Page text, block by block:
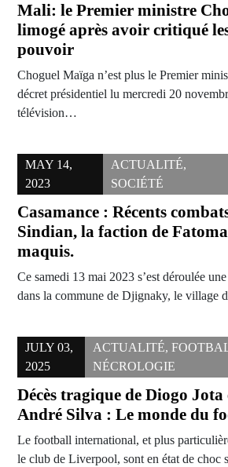
Mali: le Premier ministre
limogé après avoir critiqué
pouvoir
Choguel Maïga n’est plus le Premier
décret présidentiel lu mercredi 20
télévision…
MAY 14,
2023
ACTUALITÉ,
SOCIÉTÉ
Casamance : Récents
Sindian, la faction de
maquis.
Ce samedi 13 mai 2023 s’est déroulée
dans la commune de Djignaky, le village
JULY 03,
2025
ACTUALITÉ,
NÉCROLOGIE
Décès tragique de Diogo Jota
André Silva : Le monde du
Le football international, et plus
le club de Liverpool, sont en état de choc